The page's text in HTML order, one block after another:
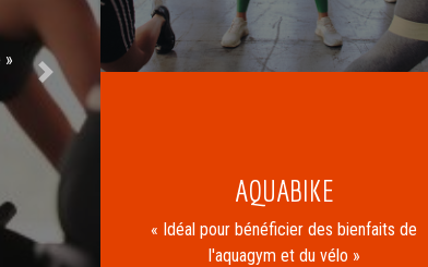
»
Next
AQUABIKE
« Idéal pour bénéficier des bienfaits de
l'aquagym et du vélo »